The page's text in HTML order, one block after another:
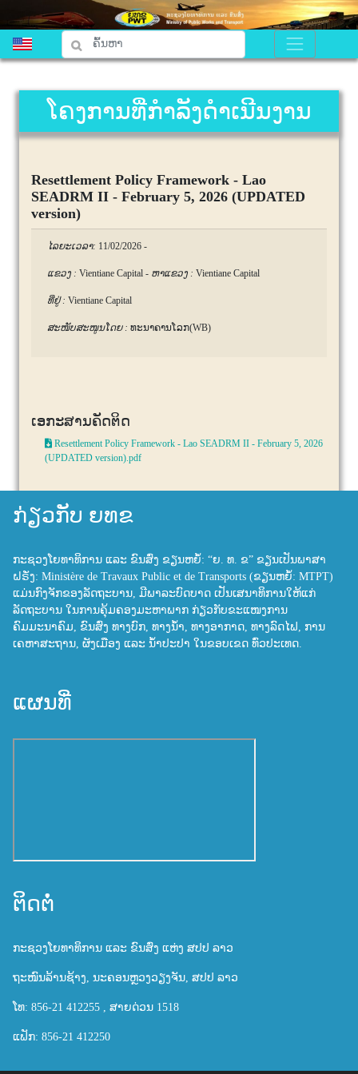
ໂຄງການທີ່ກຳລັງດຳເນີນງານ
Resettlement Policy Framework - Lao
SEADRM II - February 5, 2026 (UPDATED
version)
ໄລຍະເວລາ: 11/02/2026 -
ແຂວງ : Vientiane Capital - ຫາແຂວງ : Vientiane Capital
ທີ່ຢູ່ : Vientiane Capital
ສະໜັບສະໜູນໂດຍ : ທະນາຄານໂລກ(WB)
ເອກະສານຄັດຕິດ
Resettlement Policy Framework - Lao SEADRM II - February 5, 2026
(UPDATED version).pdf
ກ່ຽວກັບ ຍທຂ
ກະຊວງໂຍທາທິການ ແລະ ຂົນສົ່ງ ຂຽນຫຍໍ້: “ຍ. ທ. ຂ” ຂຽນເປັນພາສາ
ຝຣັ່ງ: Ministère de Travaux Public et de Transports (ຂຽນຫຍໍ້: MTPT)
ແມ່ນກົງຈັກຂອງລັດຖະບານ, ມີພາລະບົດບາດ ເປັນເສນາທິການໃຫ້ແກ່
ລັດຖະບານ ໃນການຄຸ້ມຄອງມະຫາພາກ ກ່ຽວກັບຂະແໜງການ
ຄົມມະນາຄົມ, ຂົນສົ່ງ ທາງບົກ, ທາງນ້ຳ, ທາງອາກາດ, ທາງລົດໄຟ, ການ
ເຄຫາສະຖານ, ຜັງເມືອງ ແລະ ນ້ຳປະປາ ໃນຂອບເຂດ ທົ່ວປະເທດ.
ແຜນທີ່
ຕິດຕໍ່
ກະຊວງໂຍທາທິການ ແລະ ຂົນສົ່ງ ແຫ່ງ ສປປ ລາວ
ຖະໜົນລ້ານຊ້າງ, ນະຄອນຫຼວງວຽງຈັນ, ສປປ ລາວ
ໂທ: 856-21 412255 , ສາຍດ່ວນ 1518
ແຟັກ: 856-21 412250